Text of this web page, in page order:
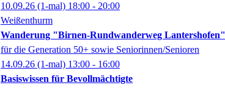
10.09.26 (1-mal) 18:00 - 20:00
Weißenthurm
Wanderung "Birnen-Rundwanderweg Lantershofen"
für die Generation 50+ sowie Seniorinnen/Senioren
14.09.26 (1-mal) 13:00 - 16:00
Basiswissen für Bevollmächtigte